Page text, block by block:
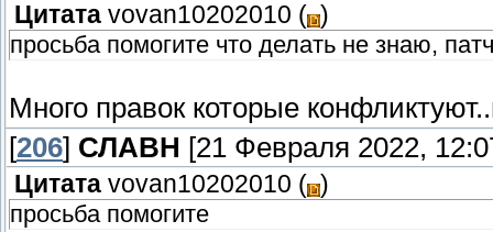
Цитата vovan10202010 ( )
просьба помогите что делать не знаю,
Много правок которые
[206] СЛАВН [21 Февраля 2022,
Цитата vovan10202010 ( )
просьба помогите